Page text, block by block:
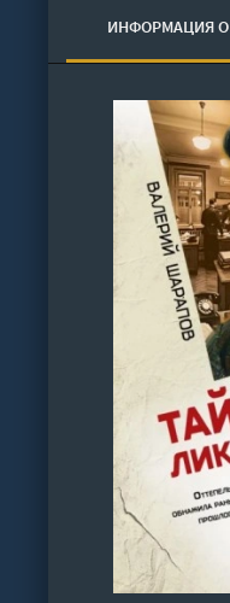
ИНФОРМАЦИЯ О
АУДИОКНИГЕ